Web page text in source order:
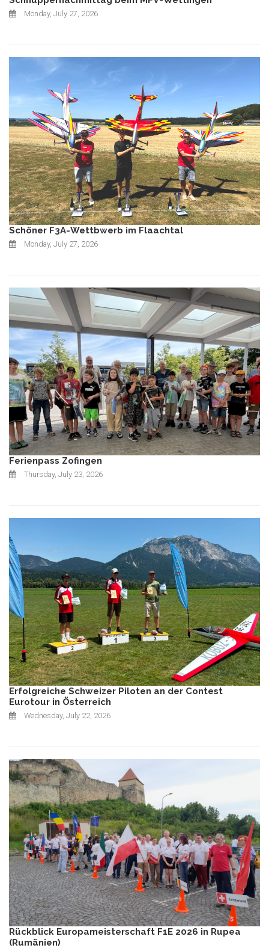
Monday, July 27, 2026
Schöner F3A-Wettbwerb im Flaachtal
Monday, July 27, 2026
Ferienpass Zofingen
Thursday, July 23, 2026
Erfolgreiche Schweizer Piloten an der Contest
Eurotour in Österreich
Wednesday, July 22, 2026
Rückblick Europameisterschaft F1E 2026 in Rupea
(Rumänien)